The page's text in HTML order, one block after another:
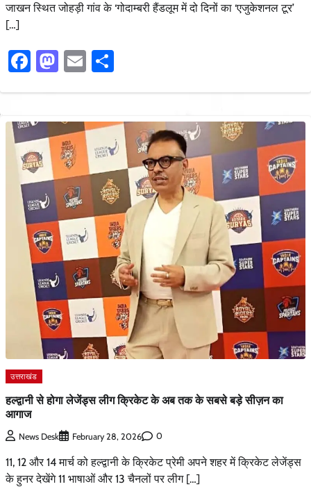
जाखन स्थित जोहड़ी गांव के ‘गोदाम्बरी हैंडलूम में दो दिनों का ‘एजुकेशनल टूर’
[…]
Facebook
Mastodon
Email
उत्तराखंड
हल्द्वानी से होगा लेजेंड्स लीग क्रिकेट के अब तक के सबसे बड़े सीज़न का
आगाज
News Desk February 28, 2026 0
11, 12 और 14 मार्च को हल्द्वानी के क्रिकेट प्रेमी अपने शहर में क्रिकेट लेजेंड्स
के हुनर देखेंगे 11 भाषाओं और 13 चैनलों पर लीग […]